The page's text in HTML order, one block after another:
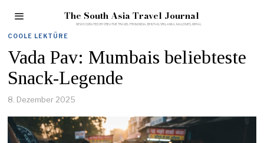
The South Asia Travel Journal
COOLE LEKTÜRE
Vada Pav: Mumbais beliebteste
Snack-Legende
8. Dezember 2025